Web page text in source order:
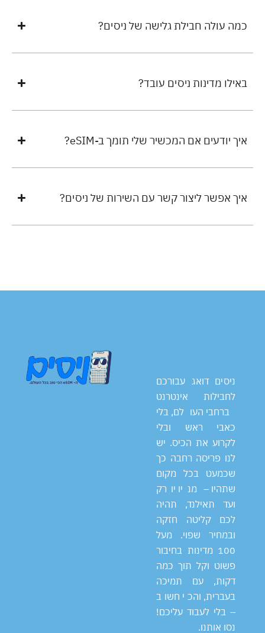
כמה עולה חבילת גלישה של ניסים?
באילו מדינות ניסים עובד?
איך יודעים אם המכשיר שלי תומך ב-eSIM?
איך אפשר ליצור קשר עם השירות של ניסים?
ניסים דואג עבורכם
לחבילות אינטרנט
ברחבי העולם, בלי
כאבי ראש ובלי
לקרוע את הכיס. יש
לנו פריסה רחבה כך
שכמעט בכל מקום
שתהיו – מניו יורק
ועד תאילנד, תהיה
לכם קליטה חזקה
ובמחיר שפוי. מעל
100 מדינות בחיבור
פשוט וקל תוך כמה
דקות, עם תמיכה
בעברית, והכי חשוב
– בלי לעבוד עליכם!
נסו אותנו.